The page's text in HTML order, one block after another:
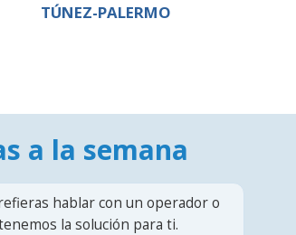
TÚNEZ-PALERMO
a la semana
hablar con un operador o
la solución para ti.